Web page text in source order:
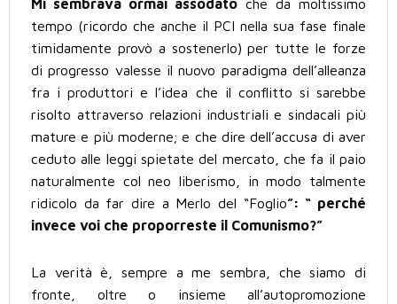
Mi sembrava ormai assodato che da moltissimo
tempo (ricordo che anche il PCI nella sua fase finale
timidamente provò a sostenerlo) per tutte le forze
di progresso valesse il nuovo paradigma dell’alleanza
fra i produttori e l’idea che il conflitto si sarebbe
risolto attraverso relazioni industriali e sindacali più
mature e più moderne; e che dire dell’accusa di aver
ceduto alle leggi spietate del mercato, che fa il paio
naturalmente col neo liberismo, in modo talmente
ridicolo da far dire a Merlo del “Foglio”: “ perché
invece voi che proporreste il Comunismo?”
La verità è, sempre a me sembra, che siamo di
fronte, oltre o insieme all’autopromozione